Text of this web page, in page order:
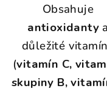
Obsahuje
antioxidanty a
důležité
(vitamín C,
skupiny B,